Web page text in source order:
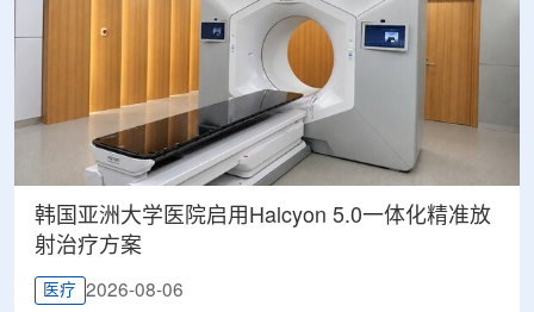
韩国亚洲大学医院启用Halcyon 5.0一体化精准放
射治疗方案
医疗 2026-08-06